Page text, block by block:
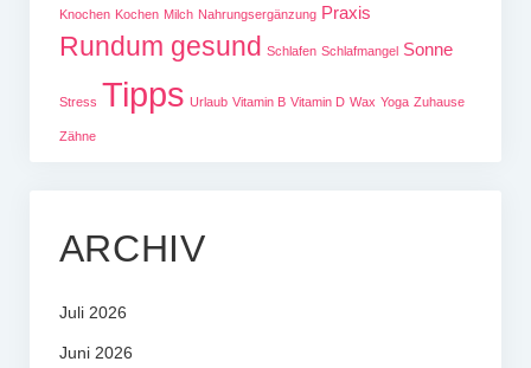
Knochen Kochen Milch Nahrungsergänzung Praxis
Rundum gesund Schlafen Schlafmangel Sonne
Stress Tipps Urlaub Vitamin B Vitamin D Wax Yoga Zuhause
Zähne
ARCHIV
Juli 2026
Juni 2026